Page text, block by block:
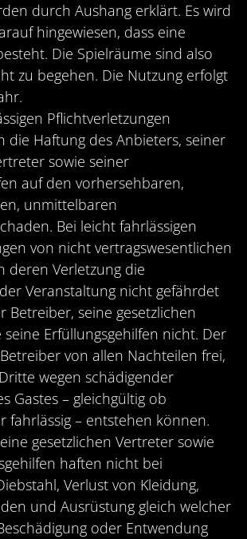
durch Aushang erklärt. Es wird
hingewiesen, dass eine
Die Spielräume sind also
zu begehen. Die Nutzung erfolgt
Pflichtverletzungen
die Haftung des Anbieters, seiner
sowie seiner
auf den vorhersehbaren,
unmittelbaren
Bei leicht fahrlässigen
von nicht vertragswesentlichen
deren Verletzung die
Veranstaltung nicht gefährdet
Betreiber, seine gesetzlichen
Erfüllungsgehilfen nicht. Der
von allen Nachteilen frei,
wegen schädigender
Gastes – gleichgültig ob
fahrlässig – entstehen können.
gesetzlichen Vertreter sowie
haften nicht bei
Verlust von Kleidung,
und Ausrüstung gleich welcher
oder Entwendung